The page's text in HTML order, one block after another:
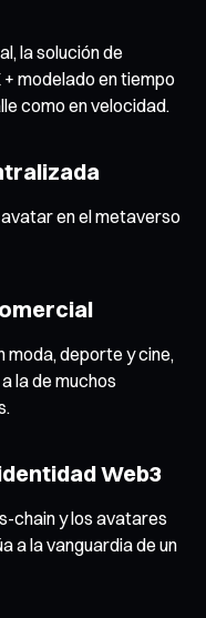
la solución de
modelado en tiempo
como en velocidad.
en el metaverso
moda, deporte y cine,
la de muchos
Web3
chain y los avatares
a la vanguardia de un